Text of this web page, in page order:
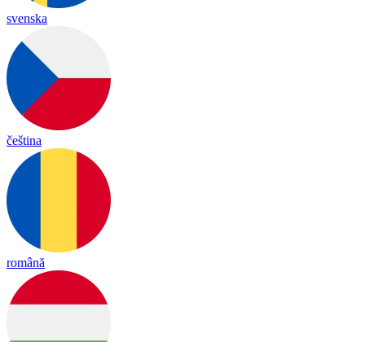
svenska
čeština
română